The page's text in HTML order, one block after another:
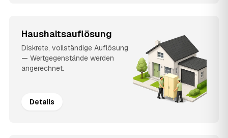
Haushaltsauflösung
Diskrete, vollständige Auflösung
— Wertgegenstände werden
angerechnet.
Details